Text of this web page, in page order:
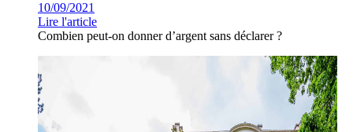
10/09/2021
Lire l'article
Combien peut-on donner d’argent sans déclarer ?